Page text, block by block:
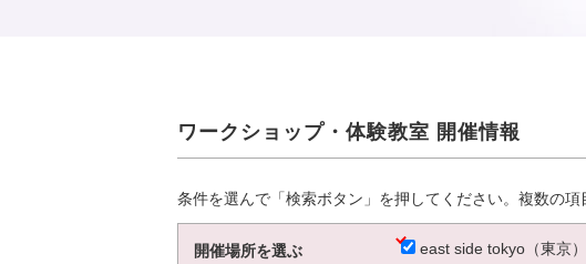
ワークショップ・体験教室 開催情報
条件を選んで「検索ボタン」を押してください。複数の項
開催場所を選ぶ east side tokyo（東京）